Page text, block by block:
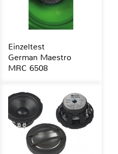
Einzeltest
German Maestro
MRC 6508